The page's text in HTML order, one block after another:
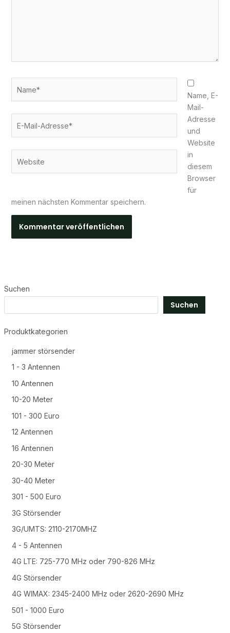
Mail-
Name, E-
Mail-
Adresse
und
Website
in
diesem
Browser
für
meinen nächsten Kommentar speichern.
Suchen
Suchen
Produktkategorien
jammer störsender
1 - 3 Antennen
10 Antennen
10-20 Meter
101 - 300 Euro
12 Antennen
16 Antennen
20-30 Meter
30-40 Meter
301 - 500 Euro
3G Störsender
3G/UMTS: 2110-2170MHZ
4 - 5 Antennen
4G LTE: 725-770 MHz oder 790-826 MHz
4G Störsender
4G WIMAX: 2345-2400 MHz oder 2620-2690 MHz
501 - 1000 Euro
5G Störsender